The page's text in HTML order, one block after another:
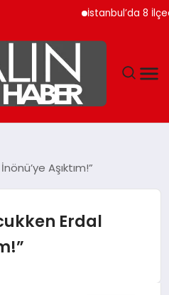
İstanbul’da 8 İlçede
Aşıktım!”
Erdal